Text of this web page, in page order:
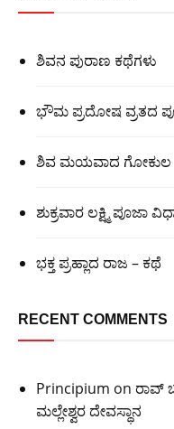
ಶಿವನ ಪುರಾಣ ಕಥೆಗಳು
ಭೌಮ ಪ್ರದೋಷ ವ್ರತದ
ಶಿವ ಮಯವಾದ ಗೋಕುಲ
ಶುಕ್ರವಾರ ಲಕ್ಷ್ಮಿ ಪೂಜಾ
ಭಕ್ತ ಪ್ರಹ್ಲಾದ ರಾಜ – ಕಥೆ
RECENT COMMENTS
Principium on ರಾವ್
ಮಲ್ಲೇಶ್ವರ ದೇವಸ್ಥಾನ